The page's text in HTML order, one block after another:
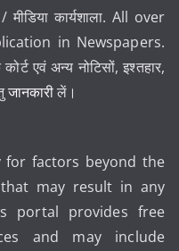
कार्यशाला. All over
in Newspapers.
एवं अन्य नोटिसों, इश्तहार,
जानकारीलें।
for factors beyond the
may result in any
portal provides free
and may include